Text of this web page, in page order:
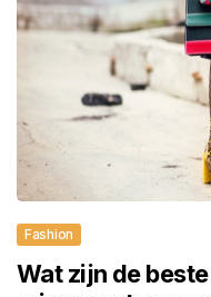
Fashion
Wat zijn de